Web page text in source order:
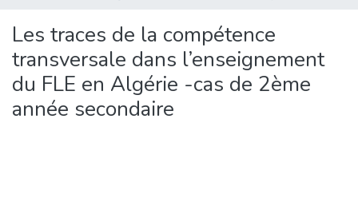
Les traces de la compétence
transversale dans l’enseignement
du FLE en Algérie -cas de 2ème
année secondaire